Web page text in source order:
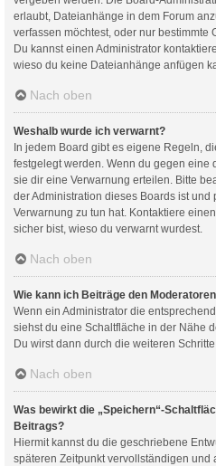
erlaubt, Dateianhänge in dem Forum
verfassen möchtest, oder nur bestimmte
Du kannst einen Administrator
wieso du keine Dateianhänge anfügen
Nach oben
Weshalb wurde ich verwarnt?
In jedem Board gibt es eigene Regeln,
festgelegt werden. Wenn du gegen eine
sie dir eine Verwarnung erteilen. Bitte
der Administration dieses Boards ist
Verwarnung zu tun hat. Kontaktiere
sicher bist, wieso du verwarnt wurdest.
Nach oben
Wie kann ich Beiträge den
Wenn ein Administrator die
siehst du eine Schaltfläche in der Nähe
Du wirst dann durch die weiteren Schritte
Nach oben
Was bewirkt die „Speichern“-
Beitrags?
Hiermit kannst du die geschriebene
späteren Zeitpunkt vervollständigen